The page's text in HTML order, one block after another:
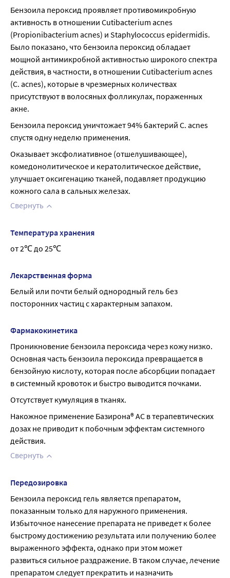
тератогенности и эмбриотоксичности препарата при
применении у животных также отсутствуют. При
широкомасштабном клиническом применении для
лечения угревой сыпи в массовых концентрациях до 10%
на протяжении нескольких десятилетий, бензоила
пероксид не вызывал воздействия на эти показатели в
организме человека. Бензоила пероксид следует
применять у беременных женщин только при наличии
Период грудного вскармливания
Неизвестно, выделяется ли бензоила пероксид или его
метаболиты с грудным молоком у человека. Риск для
новорожденных/детей грудного возраста не может быть
исключен. Во избежание контакта грудного ребенка с
препаратом в период грудного вскармливания следует
избегать нанесения геля Базирон® АС на область груди.
Бензоила пероксид проявляет противомикробную
активность в отношении Cutibacterium acnes
(Propionibacterium acnes) и Staphylococcus epidermidis.
Было показано, что бензоила пероксид обладает
мощной антимикробной активностью широкого спектра
действия, в частности, в отношении Cutibacterium acnes
(C. acnes), которые в чрезмерных количествах
присутствуют в волосяных фолликулах, пораженных
акне.
Бензоила пероксид уничтожает 94% бактерий С. acnes
спустя одну неделю применения.
Оказывает эксфолиативное (отшелушивающее),
комедонолитическое и кератолитическое действие,
улучшает оксигенацию тканей, подавляет продукцию
кожного сала в сальных железах.
Свернуть
Температура хранения
от 2℃ до 25℃
Лекарственная форма
Белый или почти белый однородный гель без
посторонних частиц с характерным запахом.
Фармакокинетика
Проникновение бензоила пероксида через кожу низко.
Основная часть бензоила пероксида превращается в
бензойную кислоту, которая после абсорбции попадает
в системный кровоток и быстро выводится почками.
Отсутствует кумуляция в тканях.
Накожное применение Базирона® АС в терапевтических
дозах не приводит к побочным эффектам системного
действия.
Свернуть
Передозировка
Бензоила пероксид гель является препаратом,
показанным только для наружного применения.
Избыточное нанесение препарата не приведет к более
быстрому достижению результата или получению более
выраженного эффекта, однако при этом может
развиться сильное раздражение. В таком случае, лечение
препаратом следует прекратить и назначить